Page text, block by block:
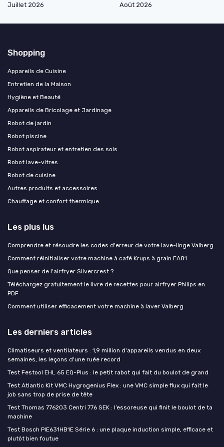
Juillet 2026
Août 2026
Shopping
Appareils de Cuisine
Entretien de la Maison
Hygiène et Beauté
Appareils de Bricolage et Jardinage
Robot de jardin
Robot piscine
Robot aspirateur et entretien des sols
Robot lave-vitres
Robot de cuisine
Autres produits et accessoires
Chauffage et confort thermique
Les plus lus
Comprendre et résoudre les codes d'erreur de votre lave-linge Valberg
Comment réinitialiser votre machine à café Krups à grain EA81
Que penser de l'airfryer Silvercrest ?
Téléchargez gratuitement le livre de recettes pour airfryer Philips en
PDF
Comment utiliser efficacement votre machine à laver Valberg
Les derniers articles
Climatiseurs et ventilateurs : 1,9 million d'appareils vendus en deux
semaines, les leçons d'une ruée record
Test Festool EHL 65 EQ-Plus : le petit rabot qui fait du boulot de grand
Test Atlantic Kit VMC Hygrogenius Flex : une VMC simple flux qui fait le
job sans trop de prise de tête
Test Thomas 776203 Centri 776 SEK : l’essoreuse qui finit le boulot de ta
machine
Test Bosch PIE631HB1E Série 6 : une plaque induction simple, efficace et
plutôt bien foutue